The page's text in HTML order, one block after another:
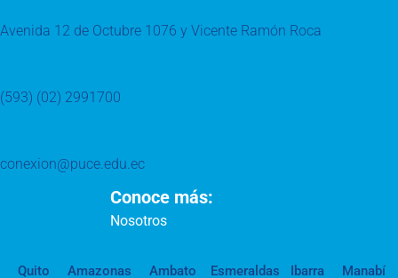
Avenida 12 de Octubre 1076 y Vicente Ramón Roca
(593) (02) 2991700
conexion@puce.edu.ec
Conoce más:
Nosotros
Quito Amazonas Ambato Esmeraldas Ibarra
Manabí